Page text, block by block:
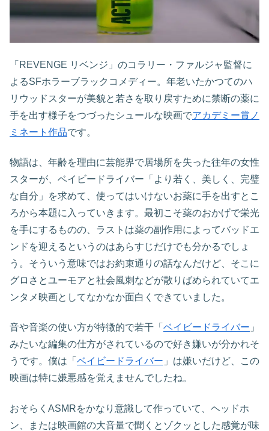
「REVENGE リベンジ」のコラリー・ファルジャ監督に
よるSFホラーブラックコメディー。年老いたかつてのハ
リウッドスターが美貌と若さを取り戻すために禁断の薬に
手を出す様子をつづったシュールな映画でアカデミー賞ノ
ミネート作品です。
物語は、年齢を理由に芸能界で居場所を失った往年の女性
スターが、ベイビードライバー「より若く、美しく、完璧
な自分」を求めて、使ってはいけないお薬に手を出すとこ
ろから本題に入っていきます。最初こそ薬のおかげで栄光
を手にするものの、ラストは薬の副作用によってバッドエ
ンドを迎えるというのはあらすじだけでも分かるでしょ
う。そういう意味ではお約束通りの話なんだけど、そこに
グロさとユーモアと社会風刺などが散りばめられていてエ
ンタメ映画としてなかなか面白くできていました。
音や音楽の使い方が特徴的で若干「 ベイビードライバー 」
みたいな編集の仕方がされているので好き嫌いが分かれそ
うです。僕は「 ベイビードライバー 」は嫌いだけど、この
映画は特に嫌悪感を覚えませんでしたね。
おそらくASMRをかなり意識して作っていて、ヘッドホ
ン、または映画館の大音量で聞くとゾクッとした感覚が味